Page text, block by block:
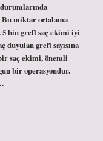
Bu miktar ortalama
5 bin greft saç ekimi iyi
greft sayısına
saç ekimi, önemli
bir operasyondur.